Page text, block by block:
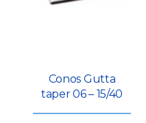
Conos Gutta
taper 06 – 15/40